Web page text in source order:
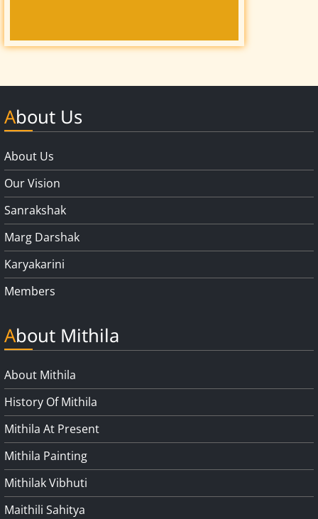
About Us
About Us
Our Vision
Sanrakshak
Marg Darshak
Karyakarini
Members
About Mithila
About Mithila
History Of Mithila
Mithila At Present
Mithila Painting
Mithilak Vibhuti
Maithili Sahitya